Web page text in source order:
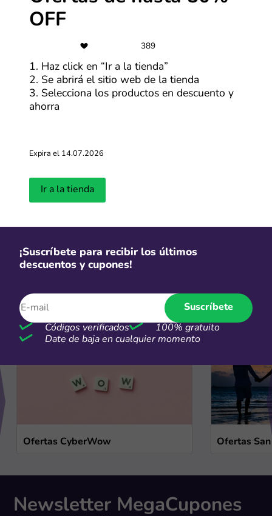
Últimas entradas del blog
Ver más
¿Cuándo será la primera edición del
Ver más
Ofertas CyberWow Ofertas
Newsletter MegaCupones
OFF
389
1. Haz click en “Ir a la tienda”
2. Se abrirá el sitio web de la tienda
3. Selecciona los productos en descuento y
ahorra
Expira el 14.07.2026
Ir a la tienda
¡Suscríbete para recibir los últimos
descuentos y cupones!
Suscríbete
Códigos verificados
100% gratuito
Date de baja en cualquier momento